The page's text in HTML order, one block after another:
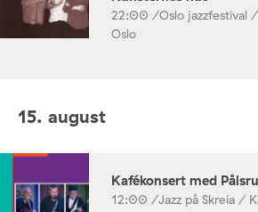
22:00 /Oslo jazzfestival
Oslo
15. august
Kafékonsert med
12:00 /Jazz på Skreia /